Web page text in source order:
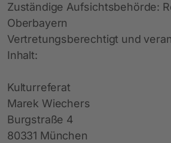
Zuständige Aufsichtsbehörde:
Oberbayern
Vertretungsberechtigt und
Inhalt:
Kulturreferat
Marek Wiechers
Burgstraße 4
80331 München